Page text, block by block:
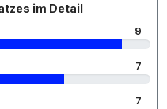
im Detail
9
7
7